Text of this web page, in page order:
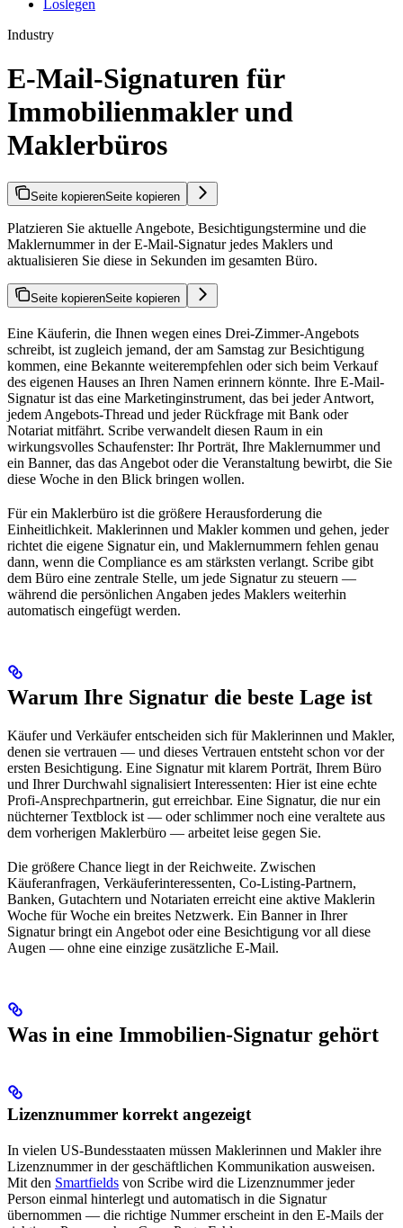
Loslegen
Industry
E-Mail-Signaturen für
Immobilienmakler und
Maklerbüros
Seite kopierenSeite kopieren
Platzieren Sie aktuelle Angebote, Besichtigungstermine und die
Maklernummer in der E-Mail-Signatur jedes Maklers und
aktualisieren Sie diese in Sekunden im gesamten Büro.
Seite kopierenSeite kopieren
Eine Käuferin, die Ihnen wegen eines Drei-Zimmer-Angebots
schreibt, ist zugleich jemand, der am Samstag zur Besichtigung
kommen, eine Bekannte weiterempfehlen oder sich beim Verkauf
des eigenen Hauses an Ihren Namen erinnern könnte. Ihre E-Mail-
Signatur ist das eine Marketinginstrument, das bei jeder Antwort,
jedem Angebots-Thread und jeder Rückfrage mit Bank oder
Notariat mitfährt. Scribe verwandelt diesen Raum in ein
wirkungsvolles Schaufenster: Ihr Porträt, Ihre Maklernummer und
ein Banner, das das Angebot oder die Veranstaltung bewirbt, die Sie
diese Woche in den Blick bringen wollen.
Für ein Maklerbüro ist die größere Herausforderung die
Einheitlichkeit. Maklerinnen und Makler kommen und gehen, jeder
richtet die eigene Signatur ein, und Maklernummern fehlen genau
dann, wenn die Compliance es am stärksten verlangt. Scribe gibt
dem Büro eine zentrale Stelle, um jede Signatur zu steuern —
während die persönlichen Angaben jedes Maklers weiterhin
automatisch eingefügt werden.
Warum Ihre Signatur die beste Lage ist
Käufer und Verkäufer entscheiden sich für Maklerinnen und Makler,
denen sie vertrauen — und dieses Vertrauen entsteht schon vor der
ersten Besichtigung. Eine Signatur mit klarem Porträt, Ihrem Büro
und Ihrer Durchwahl signalisiert Interessenten: Hier ist eine echte
Profi-Ansprechpartnerin, gut erreichbar. Eine Signatur, die nur ein
nüchterner Textblock ist — oder schlimmer noch eine veraltete aus
dem vorherigen Maklerbüro — arbeitet leise gegen Sie.
Die größere Chance liegt in der Reichweite. Zwischen
Käuferanfragen, Verkäuferinteressenten, Co-Listing-Partnern,
Banken, Gutachtern und Notariaten erreicht eine aktive Maklerin
Woche für Woche ein breites Netzwerk. Ein Banner in Ihrer
Signatur bringt ein Angebot oder eine Besichtigung vor all diese
Augen — ohne eine einzige zusätzliche E-Mail.
Was in eine Immobilien-Signatur gehört
Lizenznummer korrekt angezeigt
In vielen US-Bundesstaaten müssen Maklerinnen und Makler ihre
Lizenznummer in der geschäftlichen Kommunikation ausweisen.
Mit den Smartfields von Scribe wird die Lizenznummer jeder
Person einmal hinterlegt und automatisch in die Signatur
übernommen — die richtige Nummer erscheint in den E-Mails der